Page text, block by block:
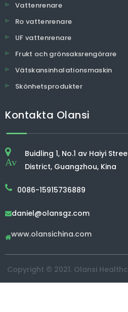
Vattenrenare
Ro vattenrenare
UF vattenrenare
Frukt och grönsaksrengörare
Vätskansinhalationsmaskin
Skönhetsprodukter
Kontakta Olansi
Av
Buidling 1, No.1 av Haiyi
District, Guangzhou, Kina
0086-15915736889
daniel@olansgz.com
www.olansichina.com
Copyright © 2021. Olansi